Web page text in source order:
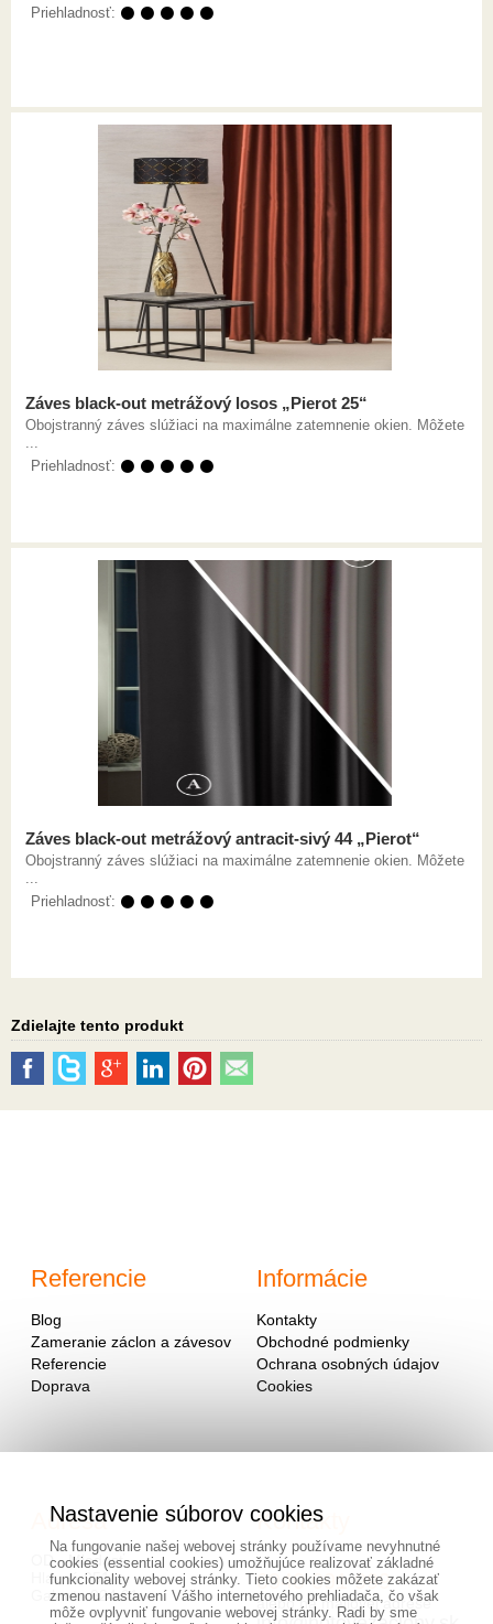
Priehladnosť: ⚫ ⚫ ⚫ ⚫ ⚫
Záves black-out metrážový losos „Pierot 25“
Obojstranný záves slúžiaci na maximálne zatemnenie okien. Môžete
...
Priehladnosť: ⚫ ⚫ ⚫ ⚫ ⚫
Záves black-out metrážový antracit-sivý 44 „Pierot“
Obojstranný záves slúžiaci na maximálne zatemnenie okien. Môžete
...
Priehladnosť: ⚫ ⚫ ⚫ ⚫ ⚫
Zdielajte tento produkt
Referencie
Blog
Zameranie záclon a závesov
Referencie
Doprava
Informácie
Kontakty
Obchodné podmienky
Ochrana osobných údajov
Cookies
Adresa
OD - Mladosť
Hlavná 951
Galanta 924 01
Kontakty
0940 091 999
alebo na mailovej adrese
Nastavenie súborov cookies
Na fungovanie našej webovej stránky používame nevyhnutné
cookies (essential cookies) umožňujúce realizovať základné
funkcionality webovej stránky. Tieto cookies môžete zakázať
zmenou nastavení Vášho internetového prehliadača, čo však
môže ovplyvniť fungovanie webovej stránky. Radi by sme